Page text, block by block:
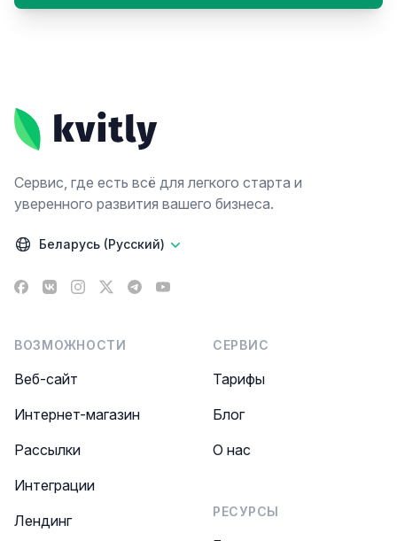
Сервис, где есть всё для легкого старта и
уверенного развития вашего бизнеса.
Беларусь (Русский)
Facebook
VK Instagram
X TelegramYouTube
ВОЗМОЖНОСТИ
Веб-сайт
Интернет-магазин
Рассылки
Интеграции
Лендинг
СЕРВИС
Тарифы
Блог
О нас
РЕСУРСЫ